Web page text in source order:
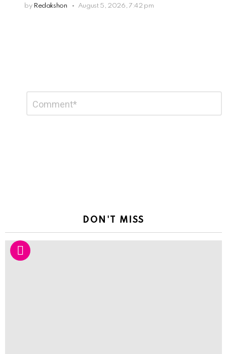
by Redakshon August 5, 2026, 7:42 pm
Reply
DON'T MISS